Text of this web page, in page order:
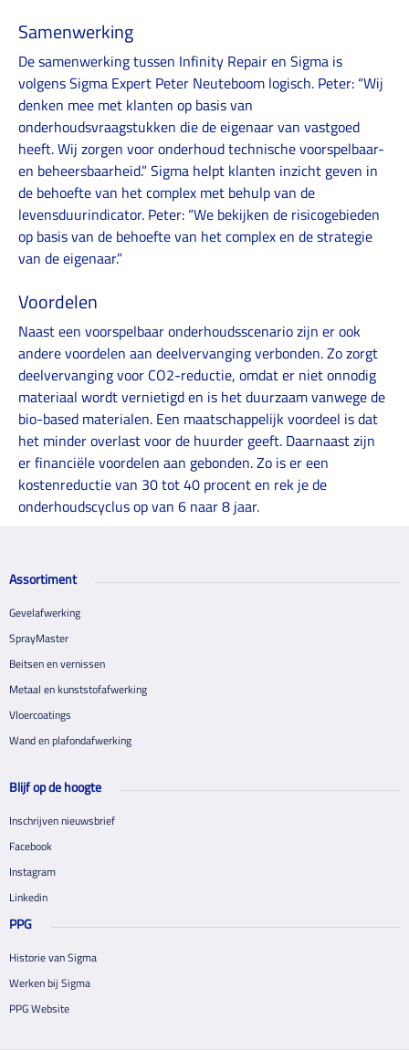
Samenwerking
De samenwerking tussen Infinity Repair en Sigma is
volgens Sigma Expert Peter Neuteboom logisch. Peter: “Wij
denken mee met klanten op basis van
onderhoudsvraagstukken die de eigenaar van vastgoed
heeft. Wij zorgen voor onderhoud technische voorspelbaar-
en beheersbaarheid.” Sigma helpt klanten inzicht geven in
de behoefte van het complex met behulp van de
levensduurindicator. Peter: “We bekijken de risicogebieden
op basis van de behoefte van het complex en de strategie
van de eigenaar.”
Voordelen
Naast een voorspelbaar onderhoudsscenario zijn er ook
andere voordelen aan deelvervanging verbonden. Zo zorgt
deelvervanging voor CO2-reductie, omdat er niet onnodig
materiaal wordt vernietigd en is het duurzaam vanwege de
bio-based materialen. Een maatschappelijk voordeel is dat
het minder overlast voor de huurder geeft. Daarnaast zijn
er financiële voordelen aan gebonden. Zo is er een
kostenreductie van 30 tot 40 procent en rek je de
onderhoudscyclus op van 6 naar 8 jaar.
Assortiment
Gevelafwerking
SprayMaster
Beitsen en vernissen
Metaal en kunststofafwerking
Vloercoatings
Wand en plafondafwerking
Blijf op de hoogte
Inschrijven nieuwsbrief
Facebook
Instagram
Linkedin
PPG
Historie van Sigma
Werken bij Sigma
PPG Website